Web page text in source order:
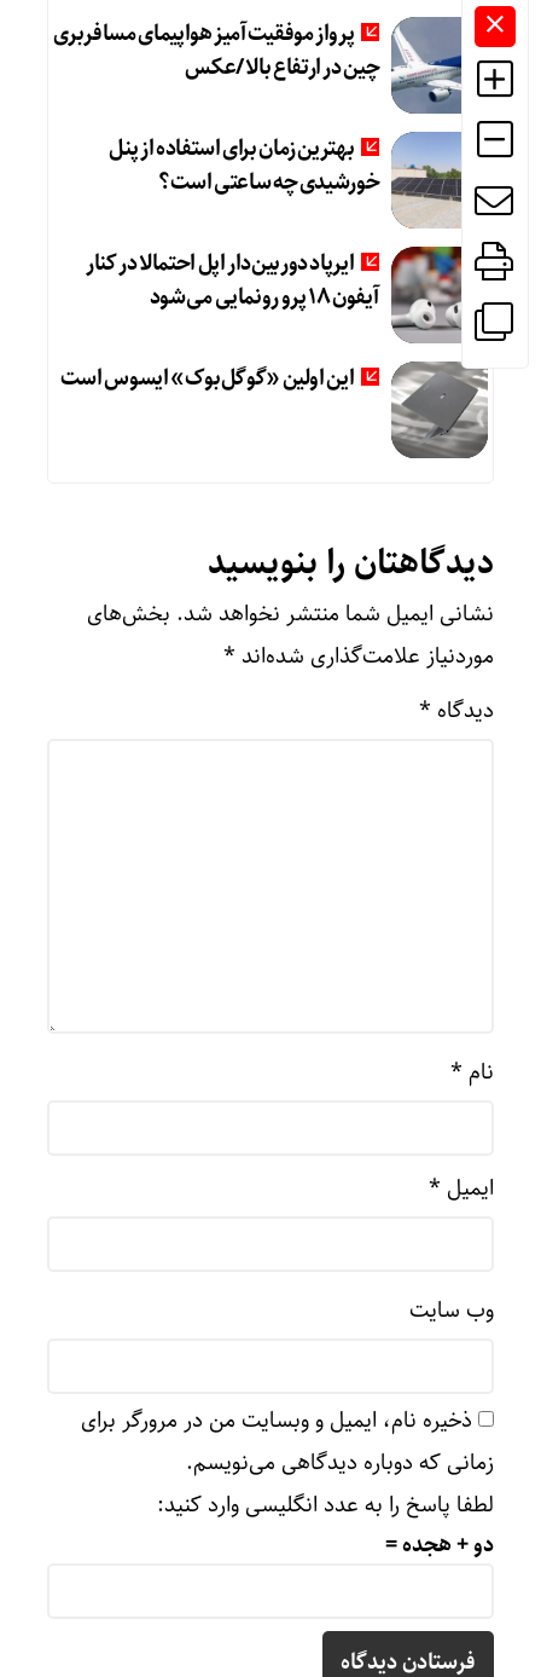
پرواز موفقیت‌آمیز هواپیمای مسافربری
چین در ارتفاع بالا /عکس
بهترین زمان برای استفاده از پنل
خورشیدی چه ساعتی است؟
ایرپاد دوربین‌دار اپل احتمالا در کنار
آیفون ۱۸ پرو رونمایی می‌شود
این اولین «گوگل‌بوک» ایسوس است
دیدگاهتان را بنویسید
نشانی ایمیل شما منتشر نخواهد شد. بخش‌های
موردنیاز علامت‌گذاری شده‌اند *
دیدگاه *
نام *
ایمیل *
وب‌ سایت
ذخیره نام، ایمیل و وبسایت من در مرورگر برای
زمانی که دوباره دیدگاهی می‌نویسم.
لطفا پاسخ را به عدد انگلیسی وارد کنید:
دو + هجده =